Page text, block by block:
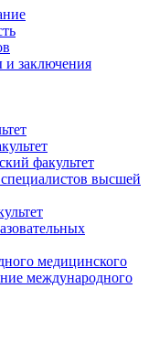
и заключения
факультет
высшей
медицинского
международного